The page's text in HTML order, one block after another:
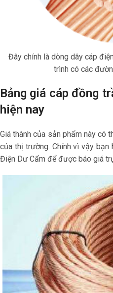
Đây chính là dòng dây cáp
trình có các
Bảng giá cáp đồng
hiện nay
Giá thành của sản phẩm này
của thị trường. Chính vì vậy
Điện Dư Cẩm để được báo giá